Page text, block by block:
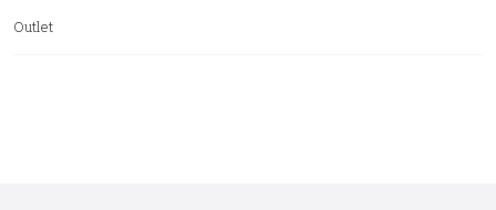
Outlet